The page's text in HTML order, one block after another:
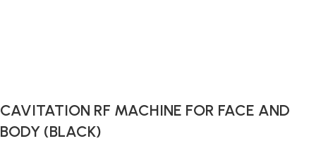
CAVITATION RF MACHINE FOR FACE AND
BODY (BLACK)